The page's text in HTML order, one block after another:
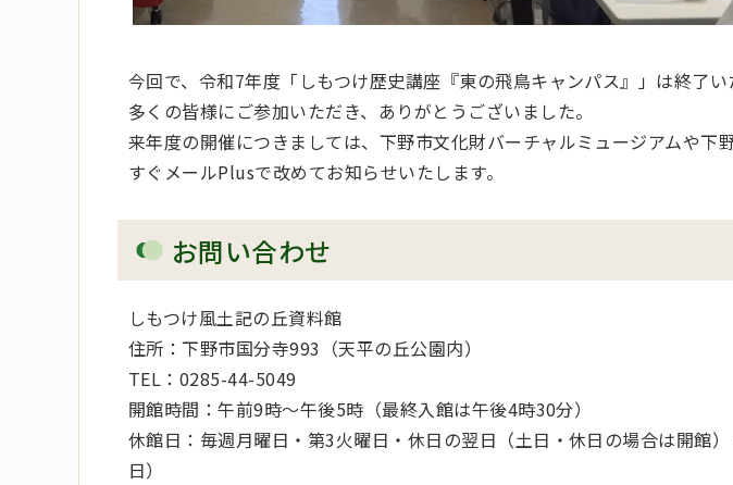
今回で、令和7年度「しもつけ歴史講座『東の飛鳥キャンパス』」は終了い
多くの皆様にご参加いただき、ありがとうございました。
来年度の開催につきましては、下野市文化財バーチャルミュージアムや下
すぐメールPlusで改めてお知らせいたします。
お問い合わせ
しもつけ風土記の丘資料館
住所：下野市国分寺993（天平の丘公園内）
TEL：0285-44-5049
開館時間：午前9時～午後5時（最終入館は午後4時30分）
休館日：毎週月曜日・第3火曜日・休日の翌日（土日・休日の場合は開館
日）